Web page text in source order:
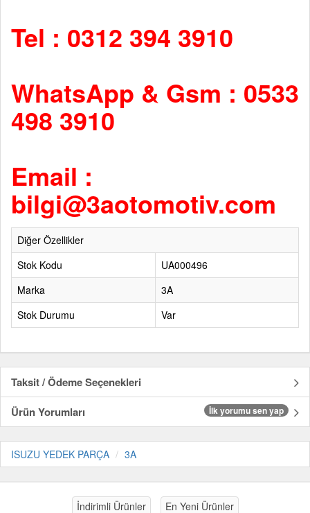
Tel : 0312 394 3910
WhatsApp & Gsm : 0533
498 3910
Email :
bilgi@3aotomotiv.com
Diğer Özellikler
Stok Kodu
UA000496
Marka
3A
Stok Durumu
Var
Taksit / Ödeme Seçenekleri
Ürün Yorumları
İlk yorumu sen yap
ISUZU YEDEK PARÇA 3A
İndirimli Ürünler En Yeni Ürünler